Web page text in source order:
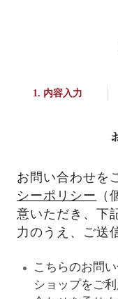
内容入力
お問い合わせを
シーポリシー
意いただき、下
力のうえ、ご送
こちらのお問
ショップをご